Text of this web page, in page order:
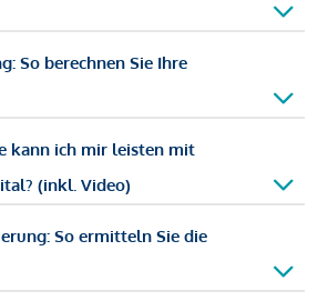
So berechnen Sie Ihre
kann ich mir leisten mit
(inkl. Video)
So ermitteln Sie die